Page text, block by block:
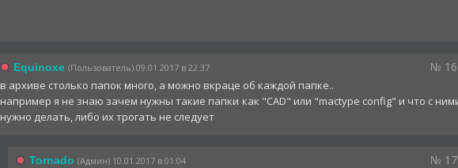
Equinoxe (Пользователь) 09.01.2017 в 22:37 № 16
в архиве столько папок много, а можно вкраце об каждой папке..
например я не знаю зачем нужны такие папки как "CAD" или "mactype config" и что с
нужно делать, либо их трогать не следует
Tornado (Админ) 10.01.2017 в 01:04 № 17